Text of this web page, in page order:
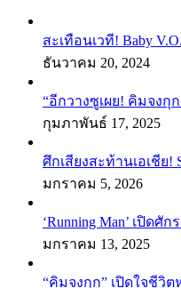
สะเทือนเวที! Baby
ธันวาคม 20, 2024
“อีกวางซูเผย! คิมจงกุ
กุมภาพันธ์ 17, 2025
ศึกเสียงสะท้านเอเชีย!
มกราคม 5, 2026
‘Running Man’ เปิด
มกราคม 13, 2025
“คิมจงกุก” เปิดใจชีวิ